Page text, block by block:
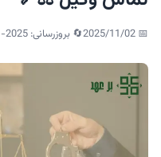
📅
2025/11/02🔄 بروزرسانی: 2025-11-02